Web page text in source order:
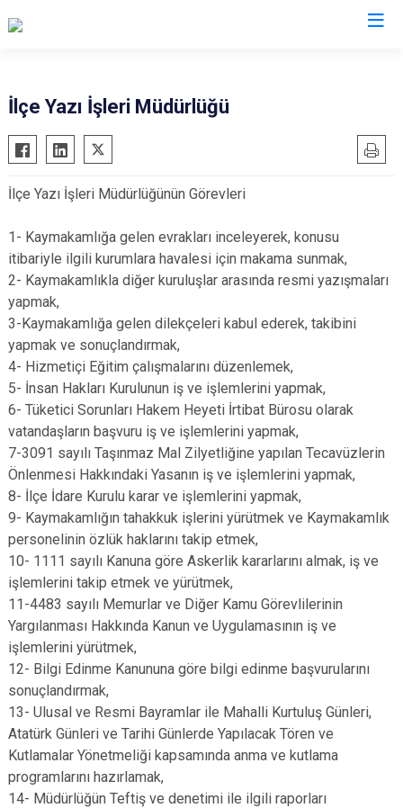
Ağın
Alacakaya
Arıcak
Karakoçan
Maden
Sivrice
İlçe Yazı İşleri Müdürlüğü
İlçe Yazı İşleri Müdürlüğünün Görevleri
1- Kaymakamlığa gelen evrakları inceleyerek, konusu
itibariyle ilgili kurumlara havalesi için makama sunmak,
2- Kaymakamlıkla diğer kuruluşlar arasında resmi yazışmaları
yapmak,
3-Kaymakamlığa gelen dilekçeleri kabul ederek, takibini
yapmak ve sonuçlandırmak,
4- Hizmetiçi Eğitim çalışmalarını düzenlemek,
5- İnsan Hakları Kurulunun iş ve işlemlerini yapmak,
6- Tüketici Sorunları Hakem Heyeti İrtibat Bürosu olarak
vatandaşların başvuru iş ve işlemlerini yapmak,
7-3091 sayılı Taşınmaz Mal Zilyetliğine yapılan Tecavüzlerin
Önlenmesi Hakkındaki Yasanın iş ve işlemlerini yapmak,
8- İlçe İdare Kurulu karar ve işlemlerini yapmak,
9- Kaymakamlığın tahakkuk işlerini yürütmek ve Kaymakamlık
personelinin özlük haklarını takip etmek,
10- 1111 sayılı Kanuna göre Askerlik kararlarını almak, iş ve
işlemlerini takip etmek ve yürütmek,
11-4483 sayılı Memurlar ve Diğer Kamu Görevlilerinin
Yargılanması Hakkında Kanun ve Uygulamasının iş ve
işlemlerini yürütmek,
12- Bilgi Edinme Kanununa göre bilgi edinme başvurularını
sonuçlandırmak,
13- Ulusal ve Resmi Bayramlar ile Mahalli Kurtuluş Günleri,
Atatürk Günleri ve Tarihi Günlerde Yapılacak Tören ve
Kutlamalar Yönetmeliği kapsamında anma ve kutlama
programlarını hazırlamak,
14- Müdürlüğün Teftiş ve denetimi ile ilgili raporları